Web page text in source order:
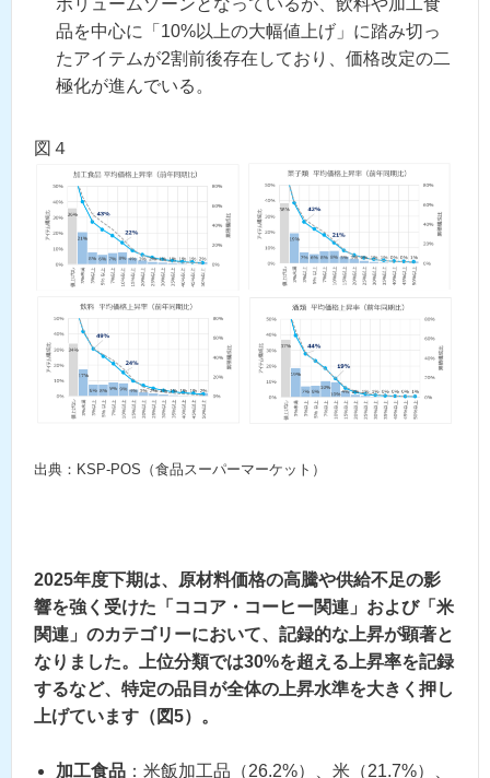
ボリュームゾーンとなっているが、飲料や加工食
品を中心に「10%以上の大幅値上げ」に踏み切っ
たアイテムが2割前後存在しており、価格改定の二
極化が進んでいる。
図４
出典：KSP-POS（食品スーパーマーケット）
2025年度下期は、原材料価格の高騰や供給不足の影
響を強く受けた「ココア・コーヒー関連」および「米
関連」のカテゴリーにおいて、記録的な上昇が顕著と
なりました。上位分類では30%を超える上昇率を記録
するなど、特定の品目が全体の上昇水準を大きく押し
上げています（図5）。
加工食品 ：米飯加工品（26.2%）、米（21.7%）、